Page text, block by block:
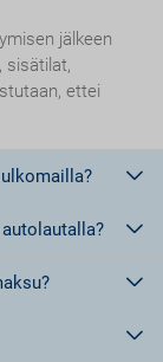
jälkeen
sisätilat,
ettei
tulee olla
kahta erilaista
autolla.
lisämaksu.